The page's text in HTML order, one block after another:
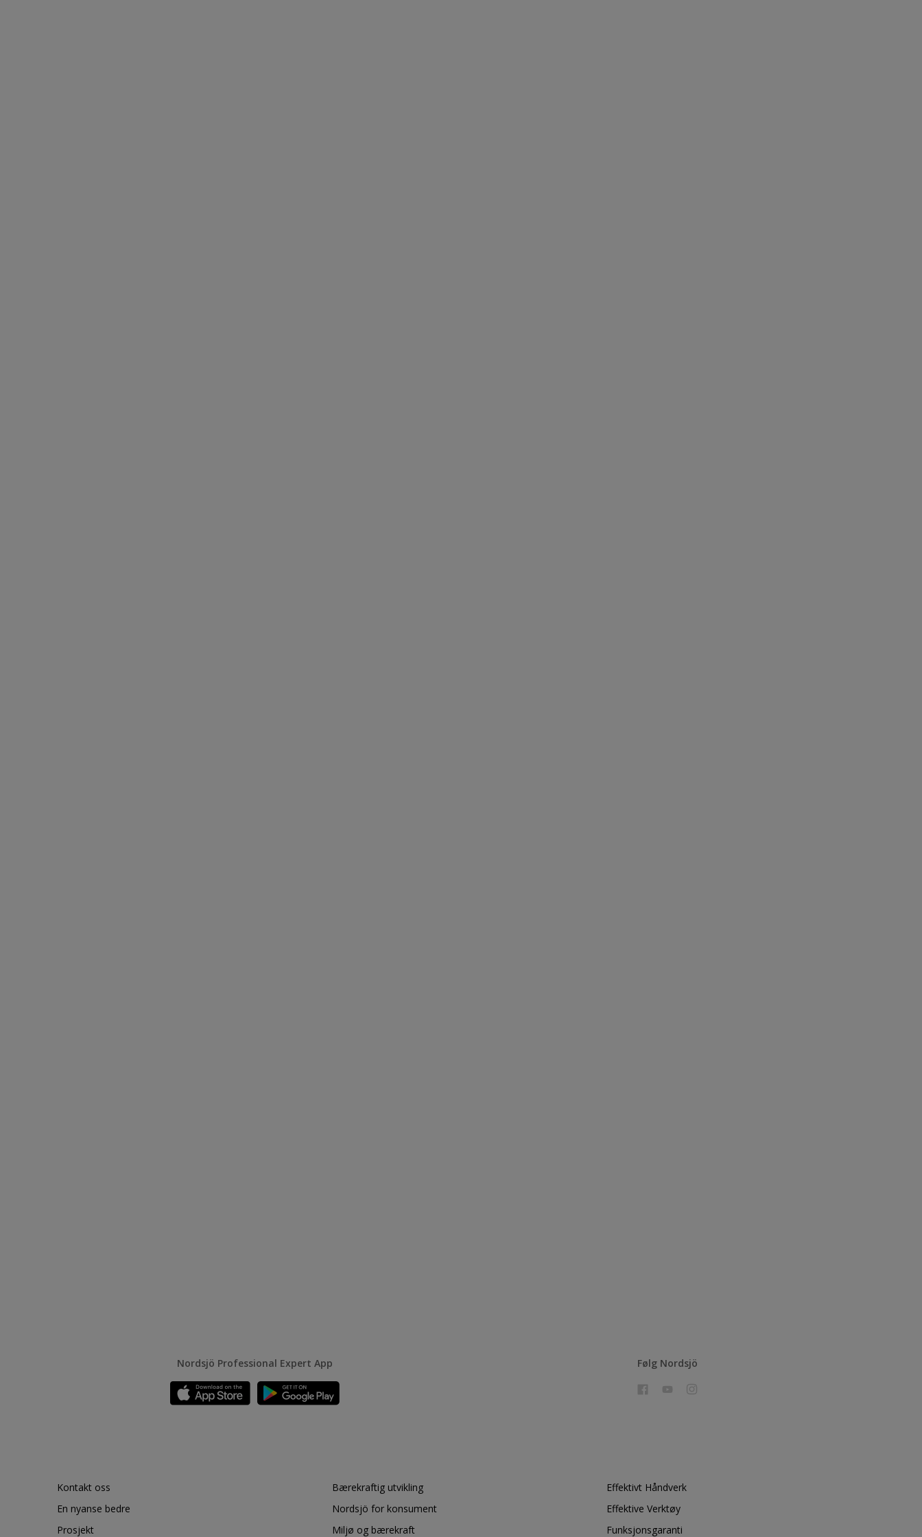
Nordsjö Professional Expert App Følg Nordsjö
Kontakt oss
En nyanse bedre
Prosjekt
Bærekraftig utvikling
Nordsjö for konsument
Miljø og bærekraft
Effektivt Håndverk
Effektive Verktøy
Funksjonsgaranti